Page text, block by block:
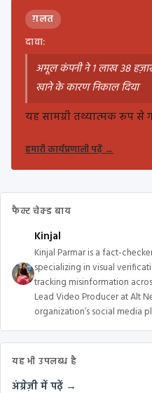
ग़लत
दावा:
अमूल कंपनी ने 1 लाख 38
खाने के कारण निकाल दिया
यह सामग्री तथ्यात्मक रूप से
हमारी कार्यप्रणाली पढ़ें→
फैक्ट चेक्ड बाय
Kinjal
Kinjal Parmar is a fact-
specializing in visual
tracking misinformation
Lead Video Producer at Alt
organization’s social media
यह भी उपलब्ध है
अंग्रेज़ी में पढ़ें →